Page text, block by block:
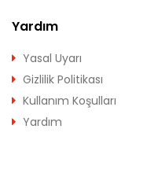
Yardım
Yasal Uyarı
Gizlilik Politikası
Kullanım Koşulları
Yardım